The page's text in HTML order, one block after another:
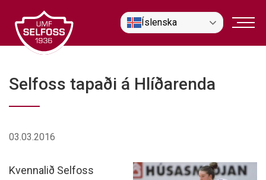
efni
Íslenska
Selfoss tapaði á Hlíðarenda
03.03.2016
Kvennalið Selfoss